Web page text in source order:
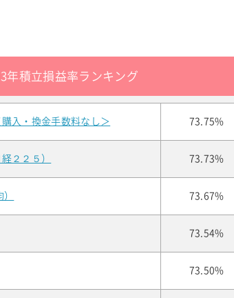
年積立損益率ランキング
入・換金手数料なし＞ 73.75%
２２５） 73.73%
73.67%
73.54%
73.50%